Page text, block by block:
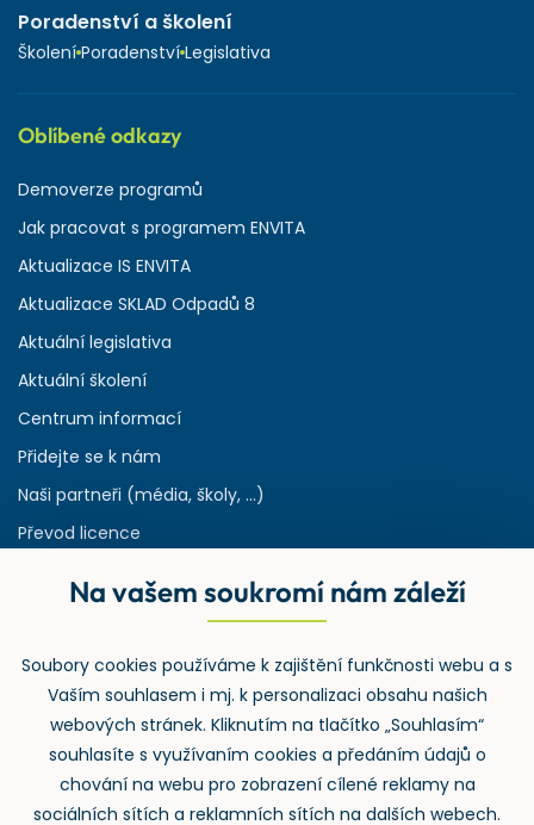
Poradenství a školení
Školení Poradenství Legislativa
Oblíbené odkazy
Demoverze programů
Jak pracovat s programem ENVITA
Aktualizace IS ENVITA
Aktualizace SKLAD Odpadů 8
Aktuální legislativa
Aktuální školení
Centrum informací
Přidejte se k nám
Naši partneři (média, školy, ...)
Převod licence
Rejstřík používaných zkratek v odpadech
Zpětný odběr
Na vašem soukromí nám záleží
Soubory cookies používáme k zajištění funkčnosti webu a s
Vaším souhlasem i mj. k personalizaci obsahu našich
webových stránek. Kliknutím na tlačítko „Souhlasím“
souhlasíte s využívaním cookies a předáním údajů o
chování na webu pro zobrazení cílené reklamy na
sociálních sítích a reklamních sítích na dalších webech.